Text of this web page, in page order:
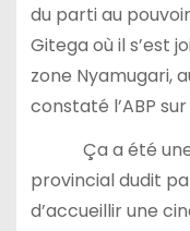
du parti au
Gitega où il s’est
zone Nyamugari,
constaté l’ABP
Ça a été une
provincial dudit
d’accueillir une